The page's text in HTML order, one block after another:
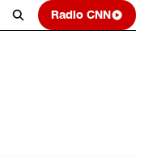
Radio CNN